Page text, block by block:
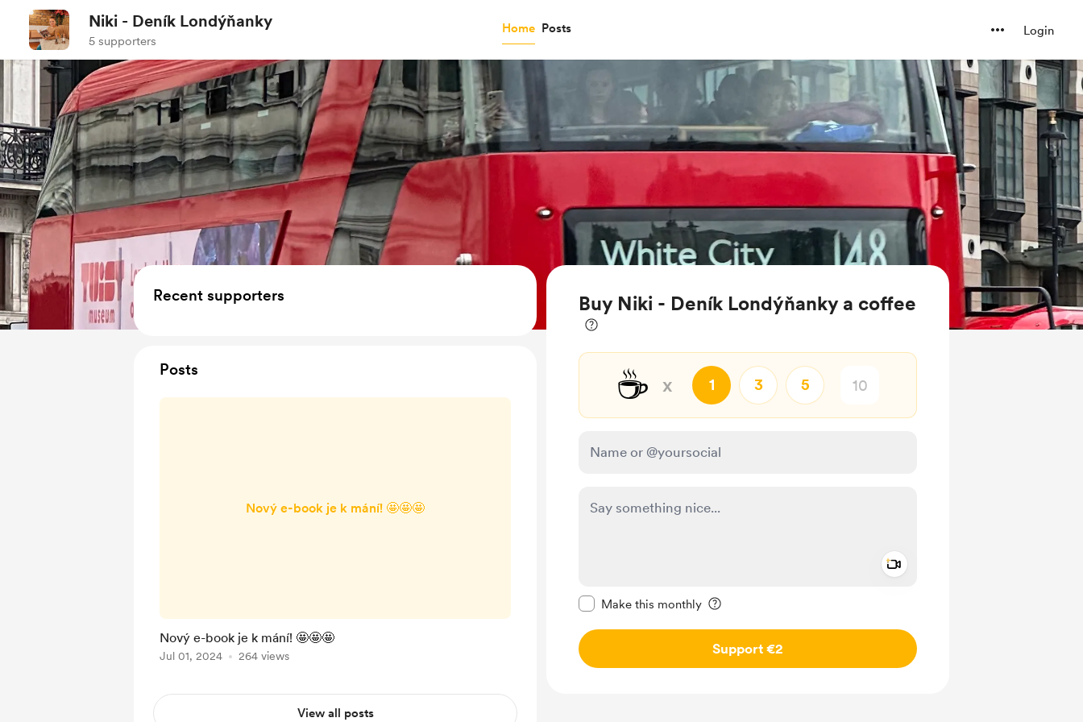
Niki - Deník Londýňanky
5 supporters
Home Posts Login
Buy Niki - Deník Londýňanky a coffee
☕ x 1 3 5
Make this monthly
Support €2
Recent supporters
Posts
Nový e-book je k mání! 🤩🤩🤩
Nový e-book je k mání! 🤩🤩🤩
Jul 01, 2024 264 views
View all posts